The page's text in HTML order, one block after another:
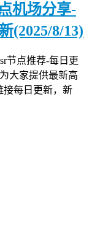
机场分享-
(2025/8/13)
节点推荐-每日更
大家提供最新高
接每日更新，新